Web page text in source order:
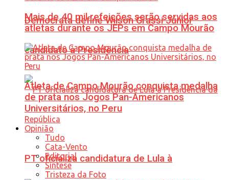
Democrata define Wilson Grassi Júnior
candidato à Presidência
PT oficializa candidatura de Lula à
Mais de 40 mil refeições serão servidas aos
atletas durante os JEPs em Campo Mourão
Atleta de Campo Mourão conquista medalha
de prata nos Jogos Pan-Americanos
Universitários, no Peru
Opinião
Tudo
Cata-Vento
Editorial
Síntese
Tristeza da Foto